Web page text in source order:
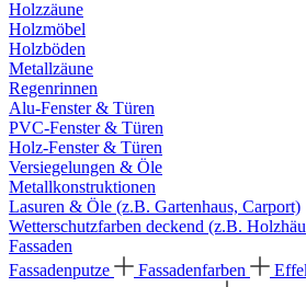
Holzzäune
Holzmöbel
Holzböden
Metallzäune
Regenrinnen
Alu-Fenster & Türen
PVC-Fenster & Türen
Holz-Fenster & Türen
Versiegelungen & Öle
Metallkonstruktionen
Lasuren & Öle (z.B. Gartenhaus, Carport)
Wetterschutzfarben deckend (z.B.
Fassaden
Fassadenputze
Fassadenfarben